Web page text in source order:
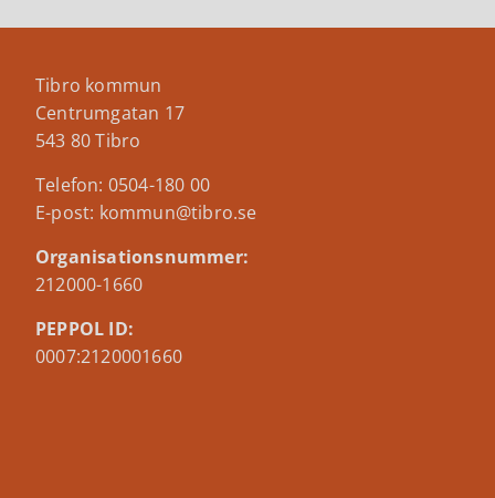
Tibro kommun
Centrumgatan 17
543 80 Tibro
Telefon: 0504-180 00
E-post: kommun@tibro.se
Organisationsnummer:
212000-1660
PEPPOL ID:
0007:2120001660